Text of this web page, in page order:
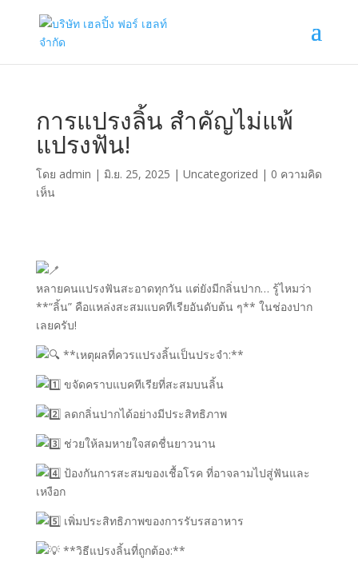
การแปรงลิ้น สำคัญไม่แพ้
แปรงฟัน!
โดย admin | มิ.ย. 25, 2025 | Uncategorized | 0 ความคิด
เห็น
หลายคนแปรงฟันสะอาดทุกวัน แต่ยังมีกลิ่นปาก… รู้ไหมว่า
**“ลิ้น” คือแหล่งสะสมแบคทีเรียอันดับต้น ๆ** ในช่องปาก
เลยครับ!
**เหตุผลที่ควรแปรงลิ้นเป็นประจำ:**
ขจัดคราบแบคทีเรียที่สะสมบนลิ้น
ลดกลิ่นปากได้อย่างมีประสิทธิภาพ
ช่วยให้ลมหายใจสดชื่นยาวนาน
ป้องกันการสะสมของเชื้อโรค ที่อาจลามไปสู่ฟันและ
เหงือก
เพิ่มประสิทธิภาพของการรับรสอาหาร
**วิธีแปรงลิ้นที่ถูกต้อง:**